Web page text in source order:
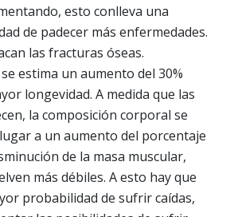
esto conlleva una
de padecer más enfermedades.
las fracturas óseas.
estima un aumento del 30%
longevidad. A medida que las
la composición corporal se
a un aumento del porcentaje
de la masa muscular,
más débiles. A esto hay que
probabilidad de sufrir caídas,